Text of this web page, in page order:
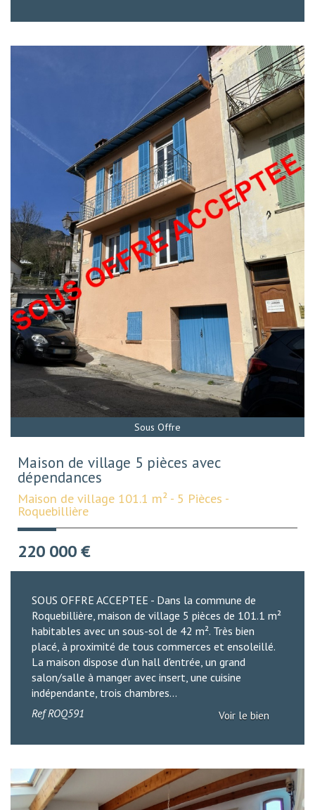
Sous Offre
Maison de village 5 pièces avec
dépendances
Maison de village 101.1 m² - 5 Pièces -
Roquebillière
220 000€
SOUS OFFRE ACCEPTEE - Dans la commune de
Roquebillière, maison de village 5 pièces de 101.1 m²
habitables avec un sous-sol de 42 m². Très bien
placé, à proximité de tous commerces et ensoleillé.
La maison dispose d'un hall d'entrée, un grand
salon/salle à manger avec insert, une cuisine
indépendante, trois chambres...
RefROQ591 Voir le bien